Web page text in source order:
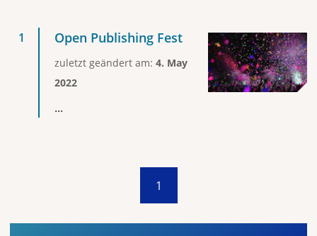
Open Publishing Fest
zuletzt geändert am: 4. May
2022
...
1